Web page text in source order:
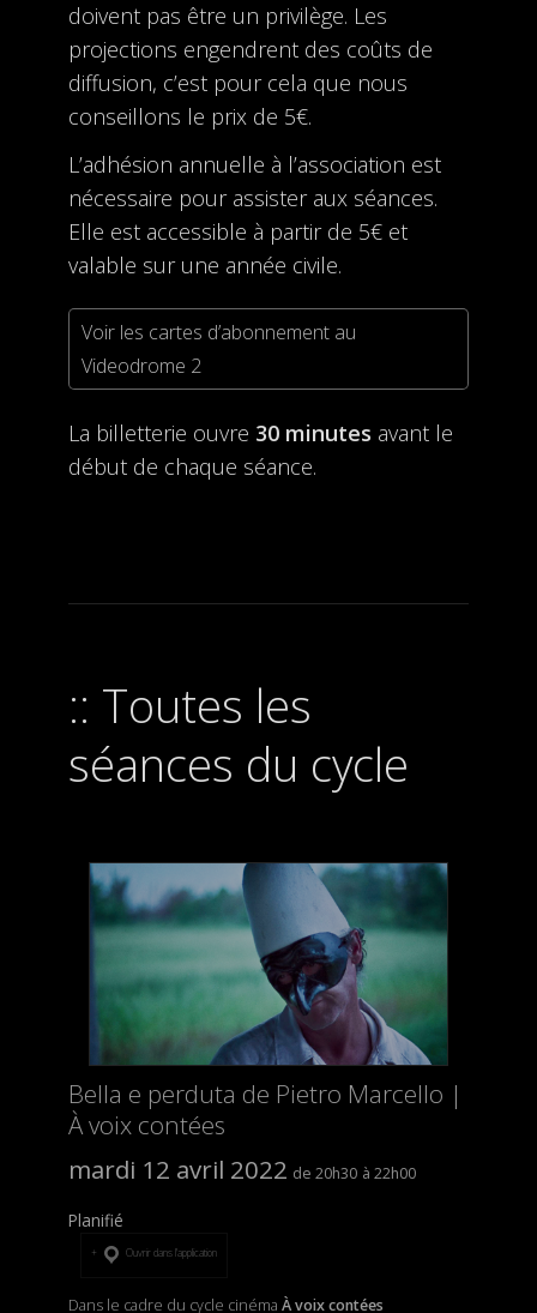
doivent pas être un privilège. Les
projections engendrent des coûts de
diffusion, c’est pour cela que nous
conseillons le prix de 5€.
L’adhésion annuelle à l’association est
nécessaire pour assister aux séances.
Elle est accessible à partir de 5€ et
valable sur une année civile.
Voir les cartes d’abonnement au
Videodrome 2
La billetterie ouvre 30 minutes avant le
début de chaque séance.
Toutes les
séances du cycle
Bella e perduta de Pietro Marcello |
À voix contées
mardi 12 avril 2022
20h30 22h00
Planifié
Ouvrir dans l’application
Dans le cadre du cycle cinéma À voix contées